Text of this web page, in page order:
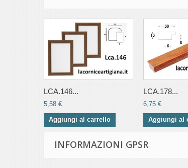
LCA.146...
5,58 €
Aggiungi al carrello
LCA.178...
6,75 €
Aggiungi al
INFORMAZIONI GPSR